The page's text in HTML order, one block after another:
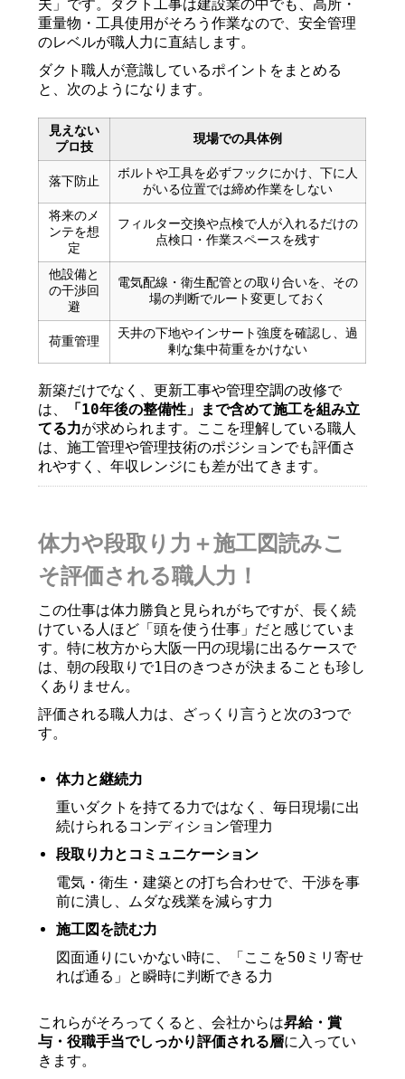
夫」です。ダクト工事は建設業の中でも、高所・
重量物・工具使用がそろう作業なので、安全管理
のレベルが職人力に直結します。
ダクト職人が意識しているポイントをまとめる
と、次のようになります。
見えない
プロ技
現場での具体例
落下防止
ボルトや工具を必ずフックにかけ、下に人
がいる位置では締め作業をしない
将来のメ
ンテを想
定
フィルター交換や点検で人が入れるだけの
点検口・作業スペースを残す
他設備と
の干渉回
避
電気配線・衛生配管との取り合いを、その
場の判断でルート変更しておく
荷重管理
天井の下地やインサート強度を確認し、過
剰な集中荷重をかけない
新築だけでなく、更新工事や管理空調の改修で
は、
「10年後の整備性」まで含めて施工を組み立
てる力が求められます。ここを理解している職人
は、施工管理や管理技術のポジションでも評価さ
れやすく、年収レンジにも差が出てきます。
体力や段取り力＋施工図読みこ
そ評価される職人力！
この仕事は体力勝負と見られがちですが、長く続
けている人ほど「頭を使う仕事」だと感じていま
す。特に枚方から大阪一円の現場に出るケースで
は、朝の段取りで1日のきつさが決まることも珍し
くありません。
評価される職人力は、ざっくり言うと次の3つで
す。
体力と継続力
重いダクトを持てる力ではなく、毎日現場に出
続けられるコンディション管理力
段取り力とコミュニケーション
電気・衛生・建築との打ち合わせで、干渉を事
前に潰し、ムダな残業を減らす力
施工図を読む力
図面通りにいかない時に、「ここを50ミリ寄せ
れば通る」と瞬時に判断できる力
これらがそろってくると、会社からは昇給・賞
与・役職手当でしっかり評価される層に入ってい
きます。